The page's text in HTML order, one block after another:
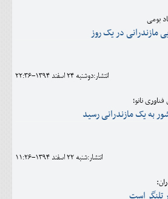
بومی
مازندرانی در یک روز
انتشار:دوشنبه 24 اسفند 1394-22:36
نانو؛
به یک مازندرانی رسید
انتشار:شنبه 22 اسفند 1394-11:26
است